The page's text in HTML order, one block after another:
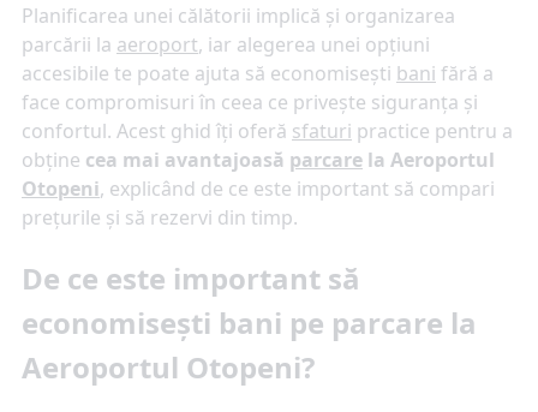
Planificarea unei călătorii implică și organizarea
parcării la aeroport, iar alegerea unei opțiuni
accesibile te poate ajuta să economisești bani fără a
face compromisuri în ceea ce privește siguranța și
confortul. Acest ghid îți oferă sfaturi practice pentru a
obține cea mai avantajoasă parcare la Aeroportul
Otopeni, explicând de ce este important să compari
prețurile și să rezervi din timp.
De ce este important să
economisești bani pe parcare la
Aeroportul Otopeni?